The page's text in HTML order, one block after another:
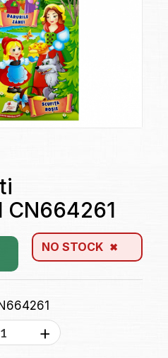
CN664261
NO STOCK
+